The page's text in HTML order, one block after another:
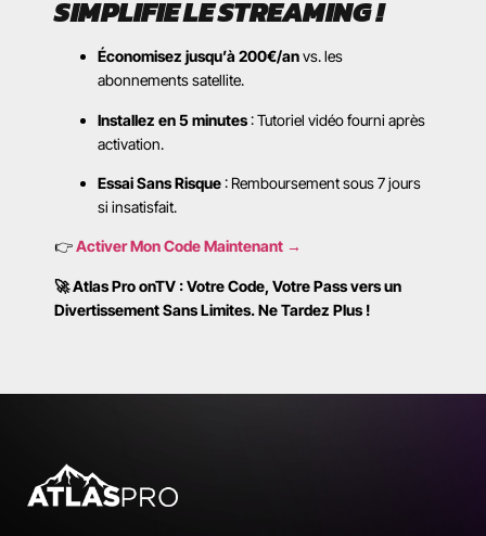
SIMPLIFIE LE STREAMING !
Économisez jusqu’à 200€/anvs. les
abonnements satellite.
Installez en 5 minutes: Tutoriel vidéo fourni après
activation.
Essai Sans Risque: Remboursement sous 7 jours
si insatisfait.
👉Activer Mon Code Maintenant →
🚀 Atlas Pro onTV : Votre Code, Votre Pass vers un
Divertissement Sans Limites. Ne Tardez Plus !